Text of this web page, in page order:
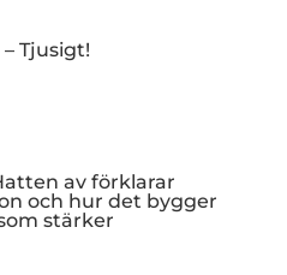
Tjusigt!
av förklarar
och hur det bygger
stärker